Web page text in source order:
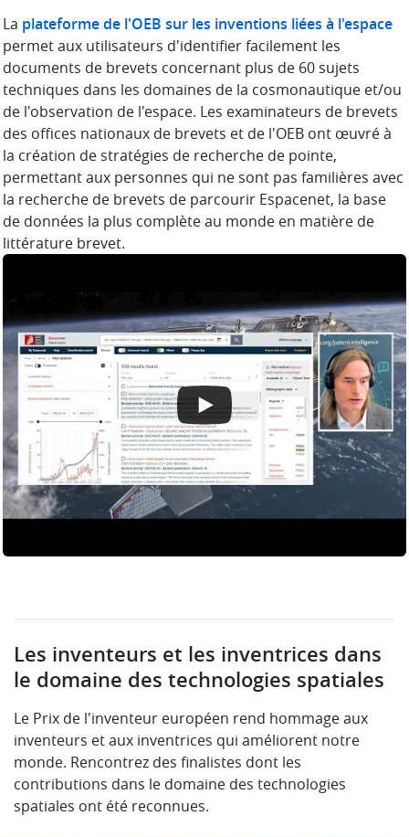
La plateforme de l'OEB sur les inventions liées à l'espace
permet aux utilisateurs d'identifier facilement les
documents de brevets concernant plus de 60 sujets
techniques dans les domaines de la cosmonautique et/ou
de l'observation de l'espace. Les examinateurs de brevets
des offices nationaux de brevets et de l'OEB ont œuvré à
la création de stratégies de recherche de pointe,
permettant aux personnes qui ne sont pas familières avec
la recherche de brevets de parcourir Espacenet, la base
de données la plus complète au monde en matière de
littérature brevet.
Les inventeurs et les inventrices dans
le domaine des technologies spatiales
Le Prix de l'inventeur européen rend hommage aux
inventeurs et aux inventrices qui améliorent notre
monde. Rencontrez des finalistes dont les
contributions dans le domaine des technologies
spatiales ont été reconnues.